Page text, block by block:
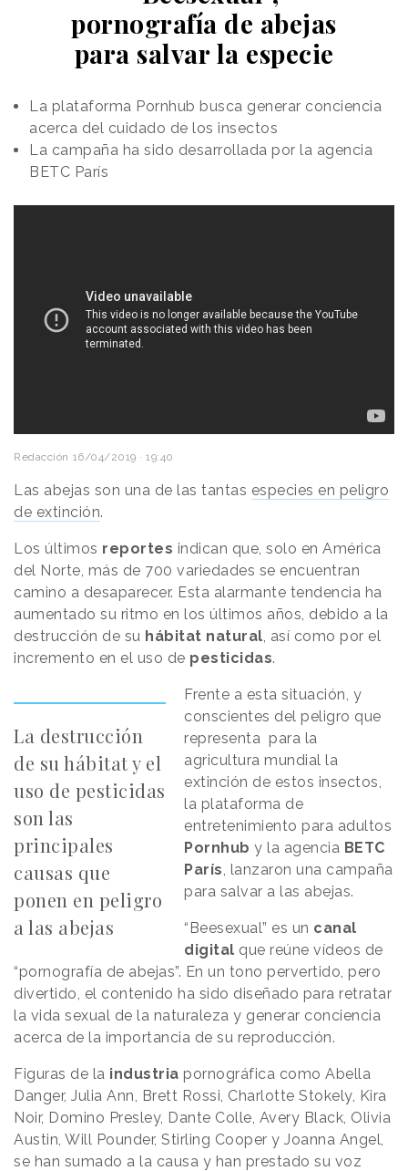
pornografía de abejas
para salvar la especie
La plataforma Pornhub busca generar conciencia
acerca del cuidado de los insectos
La campaña ha sido desarrollada por la agencia
BETC París
Redacción 16/04/2019 · 19:40
Las abejas son una de las tantas especies en peligro
de extinción.
Los últimos reportes indican que, solo en América
del Norte, más de 700 variedades se encuentran
camino a desaparecer. Esta alarmante tendencia ha
aumentado su ritmo en los últimos años, debido a la
destrucción de su hábitat natural, así como por el
incremento en el uso de pesticidas.
La destrucción
de su hábitat y el
uso de pesticidas
son las
principales
causas que
ponen en peligro
a las abejas
Frente a esta situación, y
conscientes del peligro que
representa para la
agricultura mundial la
extinción de estos insectos,
la plataforma de
entretenimiento para adultos
Pornhuby la agencia BETC
París, lanzaron una campaña
para salvar a las abejas.
“Beesexual” es un canal
digital que reúne vídeos de
“pornografía de abejas”. En un tono pervertido, pero
divertido, el contenido ha sido diseñado para retratar
la vida sexual de la naturaleza y generar conciencia
acerca de la importancia de su reproducción.
Figuras de la industria pornográfica como Abella
Danger, Julia Ann, Brett Rossi, Charlotte Stokely, Kira
Noir, Domino Presley, Dante Colle, Avery Black, Olivia
Austin, Will Pounder, Stirling Cooper y Joanna Angel,
se han sumado a la causa y han prestado su voz